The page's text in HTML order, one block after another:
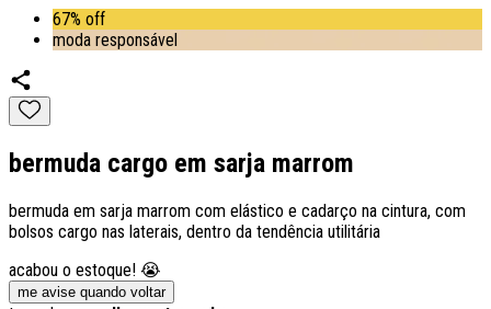
67% off
moda responsável
bermuda cargo em sarja marrom
bermuda em sarja marrom com elástico e cadarço na cintura, com
bolsos cargo nas laterais, dentro da tendência utilitária
acabou o estoque! 😭
me avise quando voltar